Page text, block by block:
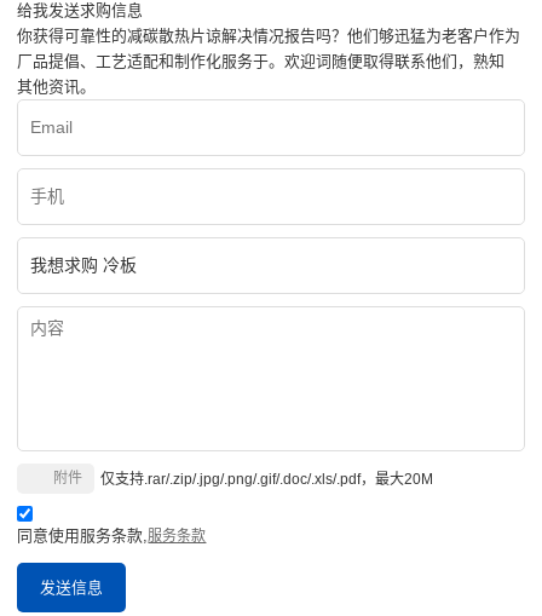
给我发送求购信息
你获得可靠性的减碳散热片谅解决情况报告吗？他们够迅猛为老客户作为
厂品提倡、工艺适配和制作化服务于。欢迎词随便取得联系他们，熟知
其他资讯。
仅支持.rar/.zip/.jpg/.png/.gif/.doc/.xls/.pdf，最大20M
附件
同意使用服务条款,服务条款
发送信息